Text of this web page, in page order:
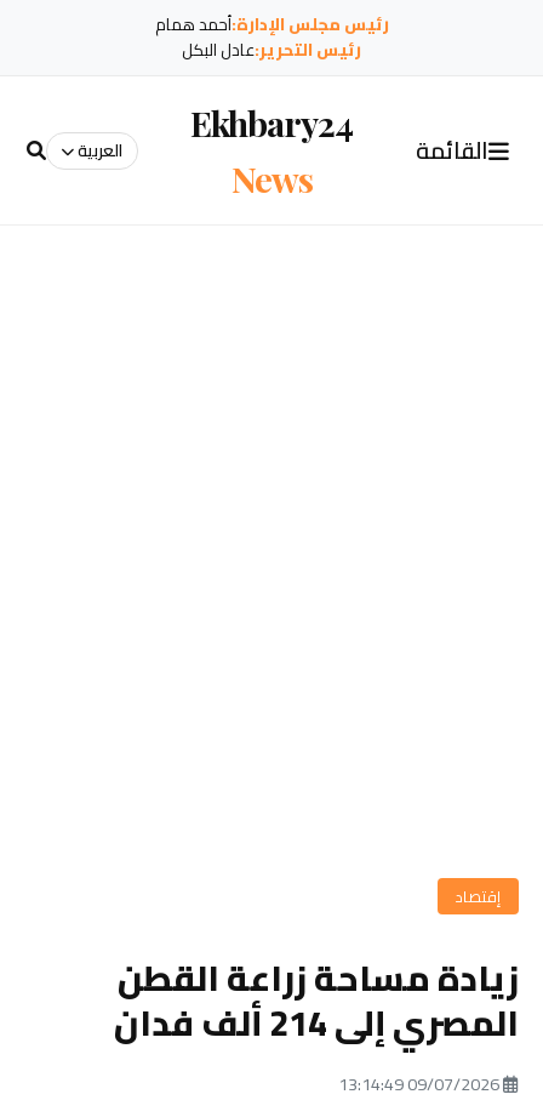
رئيس مجلس الإدارة:أحمد همام
رئيس التحرير:عادل البكل
القائمة
Ekhbary24
News
العربية
إقتصاد
زيادة مساحة زراعة القطن
المصري إلى 214 ألف فدان